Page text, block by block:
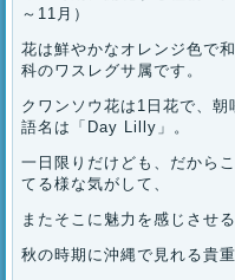
～11月）
花は鮮やかなオレンジ色で
科のワスレグサ属です。
クワンソウ花は1日花で、
語名は「Day Lilly」。
一日限りだけども、だから
てる様な気がして、
またそこに魅力を感じさせ
秋の時期に沖縄で見れる貴